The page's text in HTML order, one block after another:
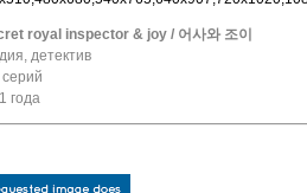
royal inspector & joy / 어사와 조이
детектив
серий
года